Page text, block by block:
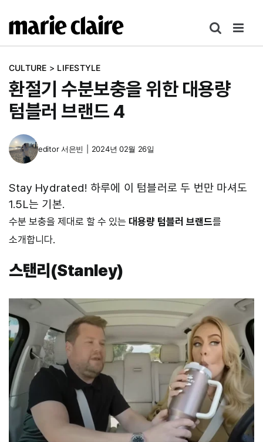
텐
건CULTURE > LIFESTYLE
환절기 수분보충을 위한 대용량
텀블러 브랜드 4
editor서은빈 2024년 02월 26일
Stay Hydrated! 하루에 이 텀블러로 두 번만 마셔도
1.5L는 기본.
수분 보충을 제대로 할 수 있는 대용량 텀블러 브랜드를
소개합니다.
스탠리(Stanley)